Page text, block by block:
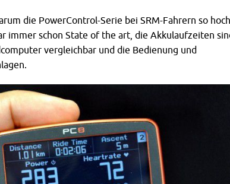
die PowerControl-Serie bei SRM-Fahrern so hoch
immer schon State of the art, die Akkulaufzeiten
vergleichbar und die Bedienung und